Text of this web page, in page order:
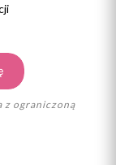
z ograniczoną